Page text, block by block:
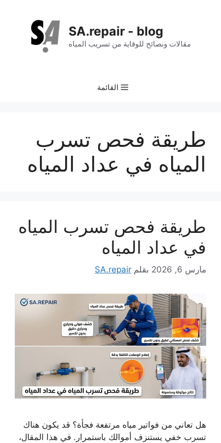
SA.repair - blog
مقالات ونصائح للوقاية من تسريب المياه
القائمة
طريقة فحص تسرب
المياه في عداد المياه
طريقة فحص تسرب المياه
في عداد المياه
مارس 6, 2026 بقلم SA.repair
هل تعاني من فواتير مياه مرتفعة فجأة؟ قد يكون هناك
تسرب خفي يستنزف أموالك باستمرار. في هذا المقال،